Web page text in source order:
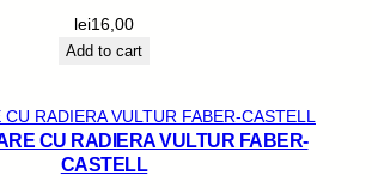
lei16,00
Add to cart
CU RADIERA VULTUR FABER-
CASTELL